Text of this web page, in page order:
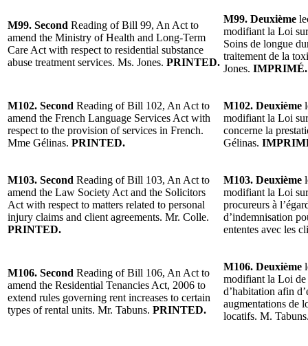
M99. Second Reading of Bill 99, An Act to
amend the Ministry of Health and Long-Term
Care Act with respect to residential substance
abuse treatment services. Ms. Jones. PRINTED.
M99. Deuxième
modifiant la Loi
Soins de longue
traitement de la
Jones. IMPRIMÉ.
M102. Second Reading of Bill 102, An Act to
amend the French Language Services Act with
respect to the provision of services in French.
Mme Gélinas. PRINTED.
M102. Deuxième
modifiant la Loi
concerne la
Gélinas.
M103. Second Reading of Bill 103, An Act to
amend the Law Society Act and the Solicitors
Act with respect to matters related to personal
injury claims and client agreements. Mr. Colle.
PRINTED.
M103. Deuxième
modifiant la Loi
procureurs à
d’indemnisation
ententes avec les
M106. Second Reading of Bill 106, An Act to
amend the Residential Tenancies Act, 2006 to
extend rules governing rent increases to certain
types of rental units. Mr. Tabuns. PRINTED.
M106. Deuxième
modifiant la Loi de
d’habitation afin
augmentations de
locatifs. M.